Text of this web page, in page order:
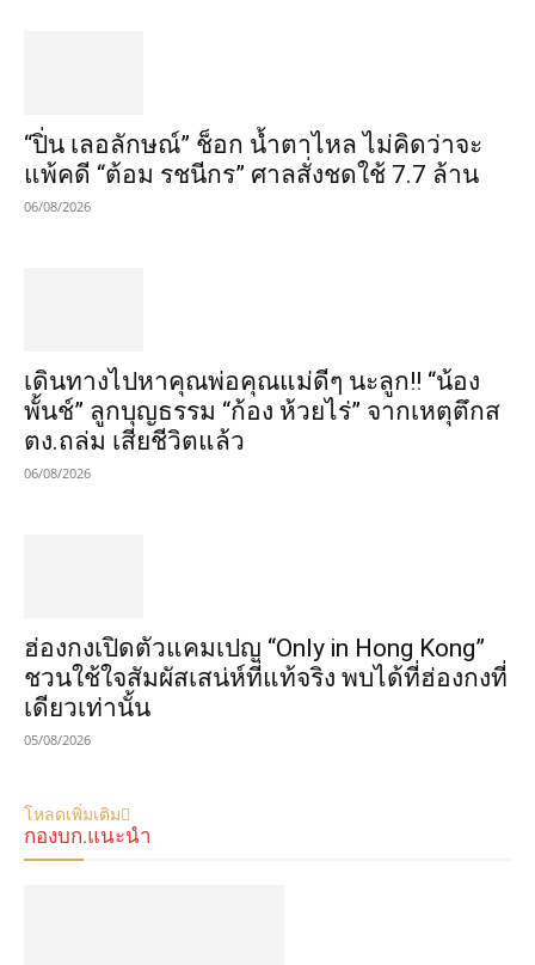
“ปิ่น เลอลักษณ์” ช็อก น้ำตาไหล ไม่คิดว่าจะ
แพ้คดี “ต้อม รชนีกร” ศาลสั่งชดใช้ 7.7 ล้าน
06/08/2026
เดินทางไปหาคุณพ่อคุณแม่ดีๆ นะลูก!! “น้อง
พั้นช์” ลูกบุญธรรม “ก้อง ห้วยไร่” จากเหตุตึกส
ตง.ถล่ม เสียชีวิตแล้ว
06/08/2026
ฮ่องกงเปิดตัวแคมเปญ “Only in Hong Kong”
ชวนใช้ใจสัมผัสเสน่ห์ที่แท้จริง พบได้ที่ฮ่องกงที่
เดียวเท่านั้น
05/08/2026
โหลดเพิ่มเติม
กองบก.แนะนำ